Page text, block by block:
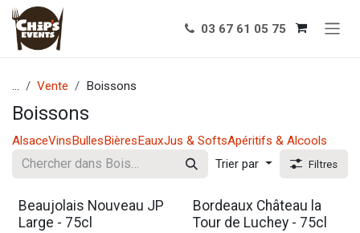
Se rendre au contenu
03 67 61 05 75
... Vente Boissons
Boissons
AlsaceVinsBullesBièresEauxJus & SoftsApéritifs & Alcools
Trier par
Filtres
Beaujolais Nouveau JP
Large - 75cl
Bordeaux Château la
Tour de Luchey - 75cl